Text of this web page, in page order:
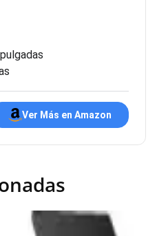
Ver Más en Amazon